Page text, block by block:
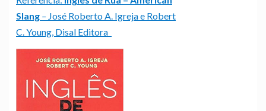
Slang – José Roberto A. Igreja e Robert
C. Young, Disal Editora